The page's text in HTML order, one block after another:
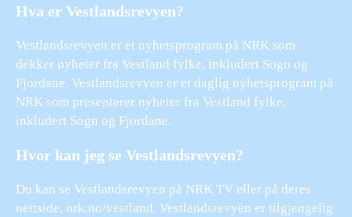
Hva er Vestlandsrevyen?
Vestlandsrevyen er et nyhetsprogram på NRK som
dekker nyheter fra Vestland fylke, inkludert Sogn og
Fjordane. Vestlandsrevyen er et daglig nyhetsprogram på
NRK som presenterer nyheter fra Vestland fylke,
inkludert Sogn og Fjordane.
Hvor kan jeg se Vestlandsrevyen?
Du kan se Vestlandsrevyen på NRK TV eller på deres
nettside, nrk.no/vestland. Vestlandsrevyen er tilgjengelig